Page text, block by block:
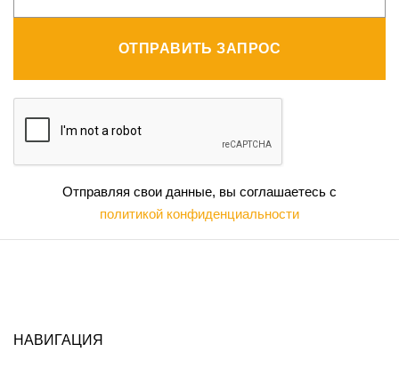
ОТПРАВИТЬ ЗАПРОС
Отправляя свои данные, вы соглашаетесь с
политикой конфиденциальности
НАВИГАЦИЯ